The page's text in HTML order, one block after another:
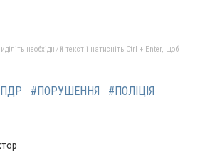
необхідний текст і натисніть Ctrl + Enter, щоб
#ПОРУШЕННЯ
#ПОЛІЦІЯ